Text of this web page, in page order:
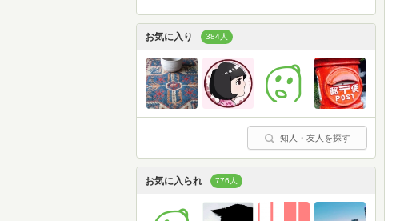
お気に入り 384人
知人・友人を探す
お気に入られ 776人